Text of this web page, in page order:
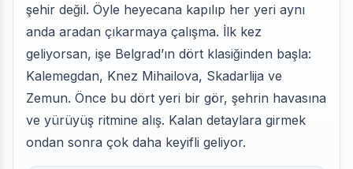
şehir değil. Öyle heyecana kapılıp her yeri aynı
anda aradan çıkarmaya çalışma. İlk kez
geliyorsan, işe Belgrad’ın dört klasiğinden başla:
Kalemegdan, Knez Mihailova, Skadarlija ve
Zemun. Önce bu dört yeri bir gör, şehrin havasına
ve yürüyüş ritmine alış. Kalan detaylara girmek
ondan sonra çok daha keyifli geliyor.